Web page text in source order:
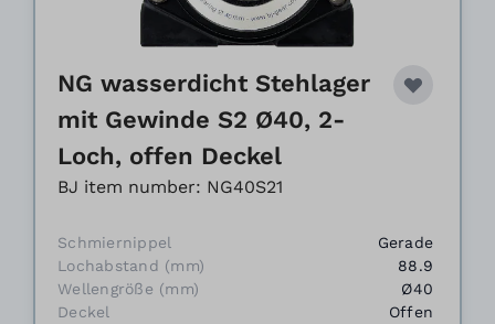
NG wasserdicht Stehlager
mit Gewinde S2 Ø40, 2-
Loch, offen Deckel
BJ item number: NG40S21
Schmiernippel
Gerade
Lochabstand (mm)
88.9
Wellengröße (mm)
Ø40
Deckel
Offen